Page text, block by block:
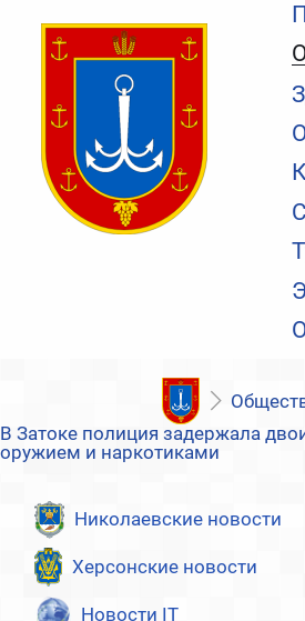
В Затоке полиция задержала
оружием и наркотиками
Николаевские новости
Херсонские новости
Новости IT